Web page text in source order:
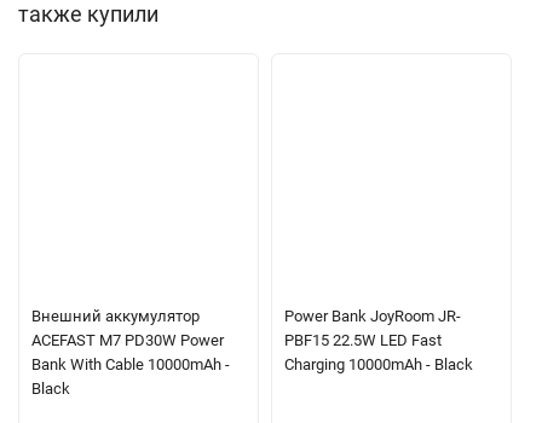
также купили
Внешний аккумулятор
ACEFAST M7 PD30W Power
Bank With Cable 10000mAh -
Black
Power Bank JoyRoom JR-
PBF15 22.5W LED Fast
Charging 10000mAh - Black